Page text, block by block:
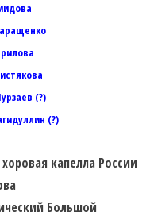
(?)
(?)
капелла России
Большой